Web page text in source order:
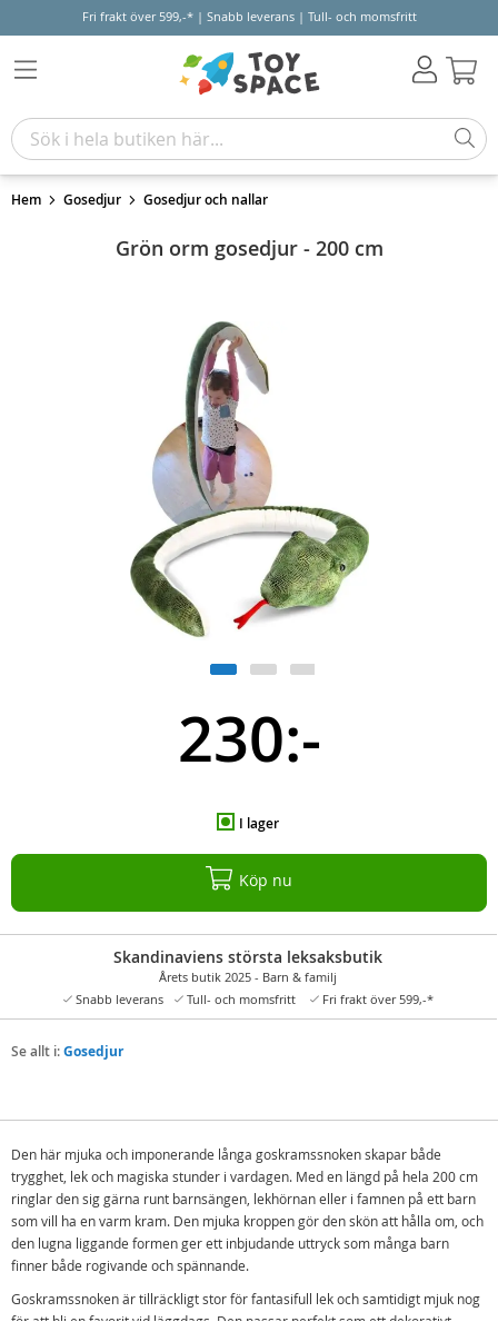
Fri frakt över 599,-* | Snabb leverans | Tull- och momsfritt
Hem Gosedjur Gosedjur och nallar
Grön orm gosedjur - 200 cm
230:-
I lager
Köp nu
Skandinaviens största leksaksbutik
Årets butik 2025 - Barn & familj
Snabb leverans
Tull- och momsfritt Fri frakt över 599,-*
Se allt i:Gosedjur
Den här mjuka och imponerande långa goskramssnoken skapar både
trygghet, lek och magiska stunder i vardagen. Med en längd på hela 200 cm
ringlar den sig gärna runt barnsängen, lekhörnan eller i famnen på ett barn
som vill ha en varm kram. Den mjuka kroppen gör den skön att hålla om, och
den lugna liggande formen ger ett inbjudande uttryck som många barn
finner både rogivande och spännande.
Goskramssnoken är tillräckligt stor för fantasifull lek och samtidigt mjuk nog
för att bli en favorit vid läggdags. Den passar perfekt som ett dekorativt